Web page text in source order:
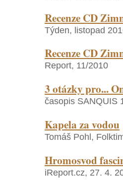
Recenze CD
Týden, listopad
Recenze CD
Report, 11/2010
3 otázky pro...
časopis SANQUIS
Kapela za vodou
Tomáš Pohl,
Hromosvod
iReport.cz, 27. 4.